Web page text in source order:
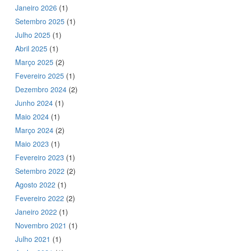
Janeiro 2026 (1)
Setembro 2025 (1)
Julho 2025 (1)
Abril 2025 (1)
Março 2025 (2)
Fevereiro 2025 (1)
Dezembro 2024 (2)
Junho 2024 (1)
Maio 2024 (1)
Março 2024 (2)
Maio 2023 (1)
Fevereiro 2023 (1)
Setembro 2022 (2)
Agosto 2022 (1)
Fevereiro 2022 (2)
Janeiro 2022 (1)
Novembro 2021 (1)
Julho 2021 (1)